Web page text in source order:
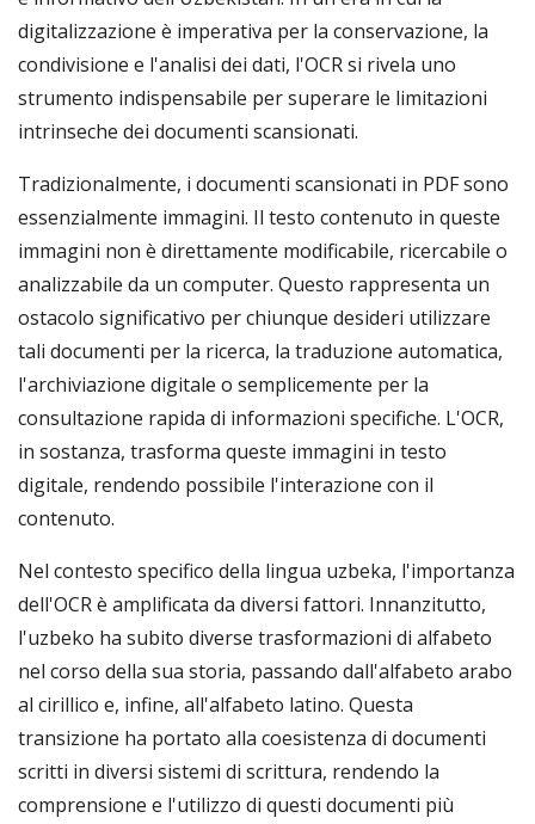
digitalizzazione è imperativa per la conservazione, la
condivisione e l'analisi dei dati, l'OCR si rivela uno
strumento indispensabile per superare le limitazioni
intrinseche dei documenti scansionati.
Tradizionalmente, i documenti scansionati in PDF sono
essenzialmente immagini. Il testo contenuto in queste
immagini non è direttamente modificabile, ricercabile o
analizzabile da un computer. Questo rappresenta un
ostacolo significativo per chiunque desideri utilizzare
tali documenti per la ricerca, la traduzione automatica,
l'archiviazione digitale o semplicemente per la
consultazione rapida di informazioni specifiche. L'OCR,
in sostanza, trasforma queste immagini in testo
digitale, rendendo possibile l'interazione con il
contenuto.
Nel contesto specifico della lingua uzbeka, l'importanza
dell'OCR è amplificata da diversi fattori. Innanzitutto,
l'uzbeko ha subito diverse trasformazioni di alfabeto
nel corso della sua storia, passando dall'alfabeto arabo
al cirillico e, infine, all'alfabeto latino. Questa
transizione ha portato alla coesistenza di documenti
scritti in diversi sistemi di scrittura, rendendo la
comprensione e l'utilizzo di questi documenti più